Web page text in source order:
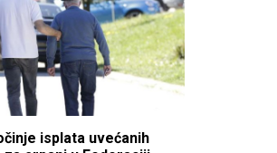
isplata uvećanih